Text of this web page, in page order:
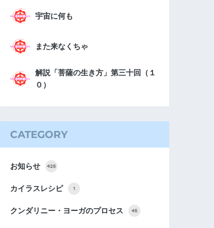
宇宙に何も
また来なくちゃ
解説「菩薩の生き方」第三十回（１
０）
CATEGORY
お知らせ 425
カイラスレシピ 1
クンダリニー・ヨーガのプロセス 45